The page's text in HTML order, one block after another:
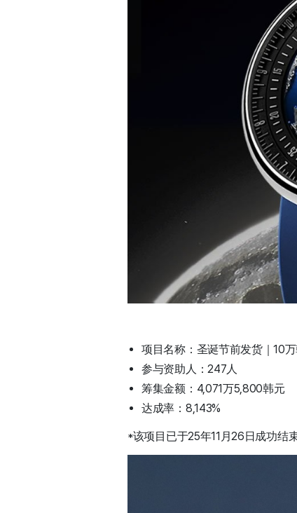
项目名称：圣诞节前发货｜10
参与资助人：247人
筹集金额：4,071万5,800韩元
达成率：8,143%
*该项目已于25年11月26日成功结